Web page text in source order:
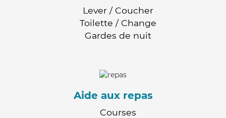
Lever / Coucher
Toilette / Change
Gardes de nuit
Aide aux repas
Courses